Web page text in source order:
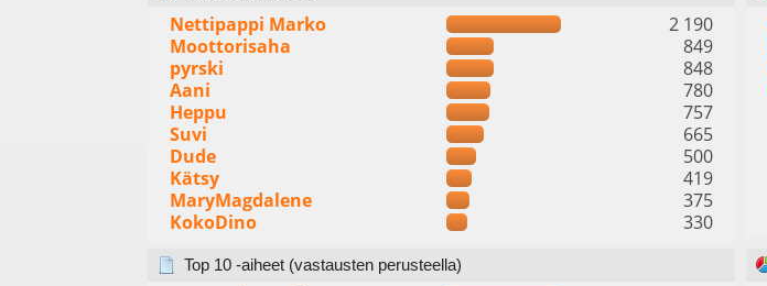
Nettipappi Marko
2 190
Moottorisaha
849
pyrski
848
Aani
780
Heppu
757
Suvi
665
Dude
500
Kätsy
419
MaryMagdalene
375
KokoDino
330
Top 10 -aiheet (vastausten perusteella)